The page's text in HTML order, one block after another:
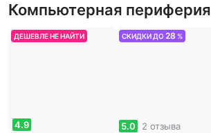
Компьютерная периферия
ДЕШЕВЛЕ НЕ НАЙТИ
4.9
СКИДКИ ДО28 %
5.0 2 отзыва